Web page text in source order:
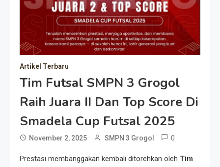
Artikel Terbaru
Tim Futsal SMPN 3 Grogol
Raih Juara II Dan Top Score Di
Smadela Cup Futsal 2025
November 2, 2025 SMPN 3 Grogol 0
Prestasi membanggakan kembali ditorehkan oleh Tim